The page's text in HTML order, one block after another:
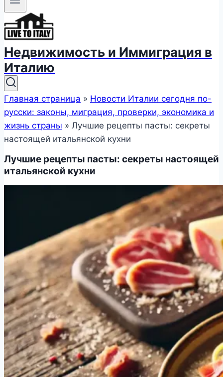
Недвижимость и Иммиграция в
Италию
Главная страница » Новости Италии сегодня по-
русски: законы, миграция, проверки, экономика и
жизнь страны » Лучшие рецепты пасты: секреты
настоящей итальянской кухни
Лучшие рецепты пасты: секреты настоящей
итальянской кухни